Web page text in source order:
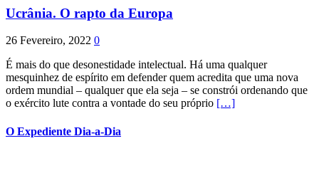
Ucrânia. O rapto da Europa
26 Fevereiro, 2022 0
É mais do que desonestidade intelectual. Há uma qualquer
mesquinhez de espírito em defender quem acredita que uma nova
ordem mundial – qualquer que ela seja – se constrói ordenando que
o exército lute contra a vontade do seu próprio […]
O Expediente Dia-a-Dia